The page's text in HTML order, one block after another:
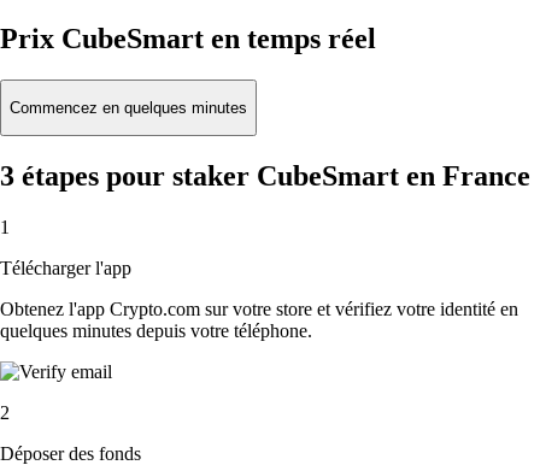
Prix CubeSmart en temps réel
Commencez en quelques minutes
3 étapes pour staker CubeSmart en France
1
Télécharger l'app
Obtenez l'app Crypto.com sur votre store et vérifiez votre identité en
quelques minutes depuis votre téléphone.
2
Déposer des fonds